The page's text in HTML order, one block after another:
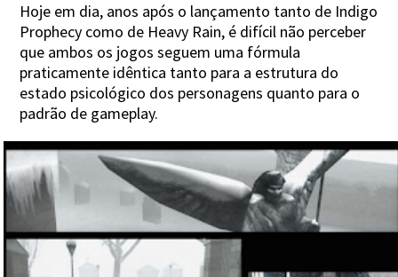
Hoje em dia, anos após o lançamento tanto de Indigo
Prophecy como de Heavy Rain, é difícil não perceber
que ambos os jogos seguem uma fórmula
praticamente idêntica tanto para a estrutura do
estado psicológico dos personagens quanto para o
padrão de gameplay.